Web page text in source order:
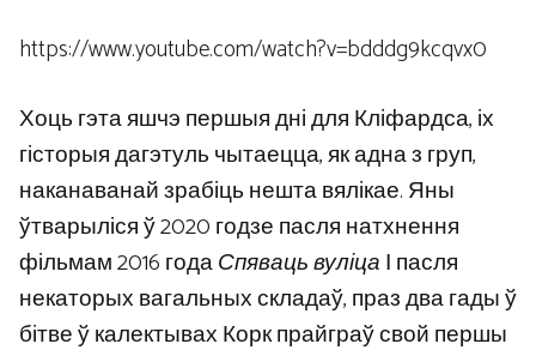
https://www.youtube.com/watch?v=bdddg9kcqvx0
Хоць гэта яшчэ першыя дні для Кліфардса, іх
гісторыя дагэтуль чытаецца, як адна з груп,
наканаванай зрабіць нешта вялікае. Яны
ўтварыліся ў 2020 годзе пасля натхнення
фільмам 2016 годаСпяваць вуліцаІ пасля
некаторых вагальных складаў, праз два гады ў
бітве ў калектывах Корк прайграў свой першы